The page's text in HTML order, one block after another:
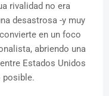
rivalidad no era
desastrosa -y muy
en un foco
abriendo una
Estados Unidos
posible.